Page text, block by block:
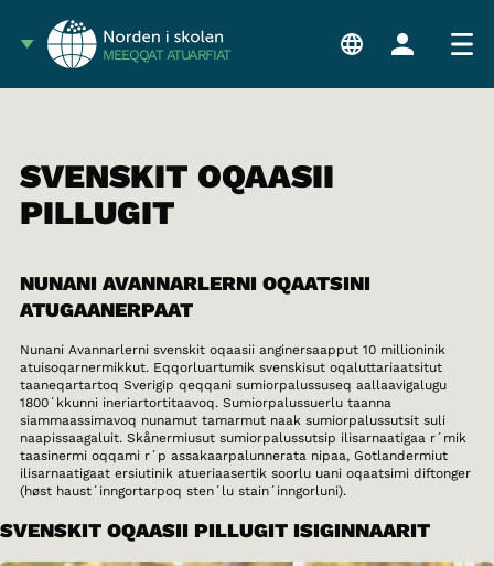
MEEQQAT ATUARFIAT
SVENSKIT OQAASII
PILLUGIT
NUNANI AVANNARLERNI OQAATSINI
ATUGAANERPAAT
Nunani Avannarlerni svenskit oqaasii anginersaapput 10 millioninik
atuisoqarnermikkut. Eqqorluartumik svenskisut oqaluttariaatsitut
taaneqartartoq Sverigip qeqqani sumiorpalussuseq aallaavigalugu
1800´kkunni ineriartortitaavoq. Sumiorpalussuerlu taanna
siammaassimavoq nunamut tamarmut naak sumiorpalussutsit suli
naapissaagaluit. Skånermiusut sumiorpalussutsip ilisarnaatigaa r´mik
taasinermi oqqami r´p assakaarpalunnerata nipaa, Gotlandermiut
ilisarnaatigaat ersiutinik atueriaasertik soorlu uani oqaatsimi diftonger
(høst haust´inngortarpoq sten´lu stain´inngorluni).
SVENSKIT OQAASII PILLUGIT ISIGINNAARIT